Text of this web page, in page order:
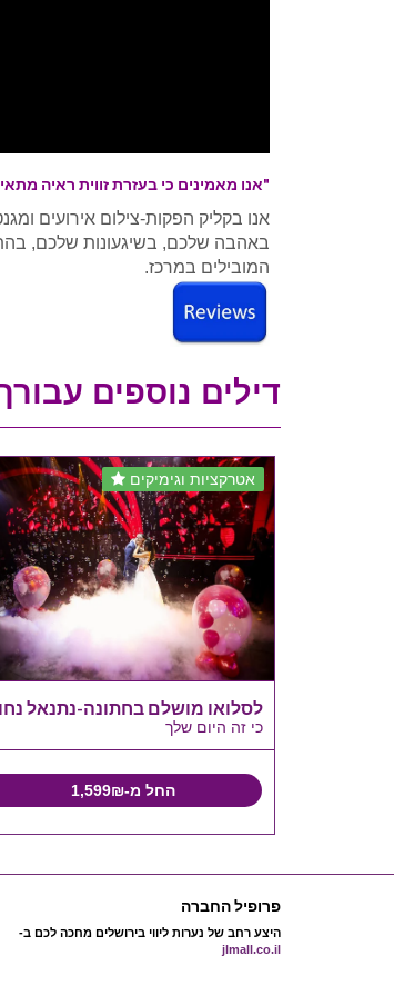
"אנו מאמינים כי בעזרת זווית ראיה
אנו בקליק הפקות-צילום אירועים
באהבה שלכם, בשיגעונות שלכם,
המובילים במרכז.
דילים נוספים
אטרקציות וגימיקים
לסלואו מושלם בחתונה-נתנאל
כי זה היום שלך
החל מ-1,599₪
פרופיל החברה
היצע רחב של נערות ליווי בירושלים מחכה לכם ב-
jlmall.co.il